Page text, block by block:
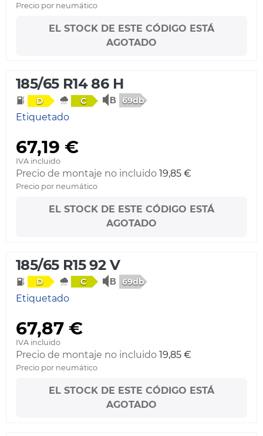
Precio por neumático
EL STOCK DE ESTE CÓDIGO ESTÁ
AGOTADO
185/65 R14 86 H
D C 69db
Etiquetado
67,19 €
IVA incluido
Precio de montaje no incluido 19,85 €
Precio por neumático
EL STOCK DE ESTE CÓDIGO ESTÁ
AGOTADO
185/65 R15 92 V
D C 69db
Etiquetado
67,87 €
IVA incluido
Precio de montaje no incluido 19,85 €
Precio por neumático
EL STOCK DE ESTE CÓDIGO ESTÁ
AGOTADO